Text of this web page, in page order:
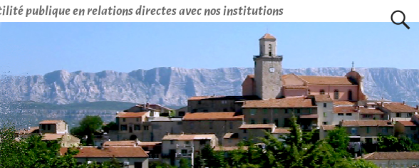
publique en relations directes avec nos institutions